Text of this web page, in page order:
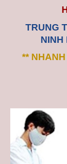
TRUNG
NINH
**